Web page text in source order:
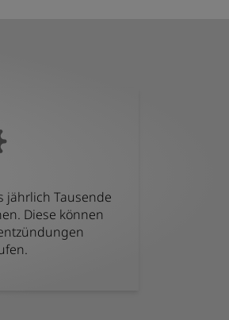
jährlich Tausende
Diese können